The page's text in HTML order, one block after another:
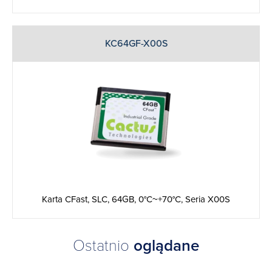
KC64GF-X00S
Karta CFast, SLC, 64GB, 0°C~+70°C, Seria X00S
Ostatnio oglądane